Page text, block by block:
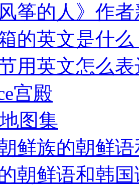
风筝的人》作
的英文是什
用英文怎么表
宫殿
图集
鲜族的朝鲜
朝鲜语和韩